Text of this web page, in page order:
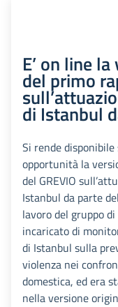
E’ on line
del primo
di Istanbul
Si rende
opportunità la
del GREVIO
Istanbul da parte
lavoro del gruppo
incaricato di
di Istanbul sulla
violenza nei
domestica, ed era
nella versione